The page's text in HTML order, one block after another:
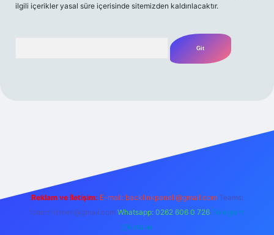
ilgili içerikler yasal süre içerisinde sitemizden kaldırılacaktır.
Reklam ve İletişim: E-mail: backlinkpaneli@gmail.com Teams:
forumhizmeti@gmail.com Whatsapp: 0262 606 0 726 Telegram:
@karabul